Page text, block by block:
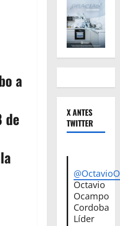
a
de
X ANTES
TWITTER
Octavio
Ocampo
Cordoba
Líder